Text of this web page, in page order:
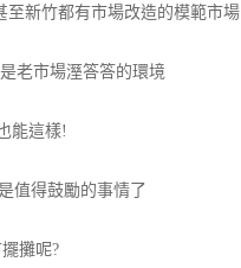
至新竹都有市場改造的模範市場
老市場溼答答的環境
能這樣!
值得鼓勵的事情了
攤呢?